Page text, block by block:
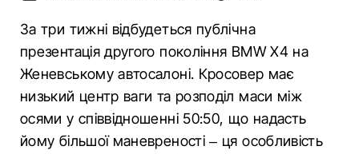
За три тижні відбудеться публічна
презентація другого покоління BMW X4 на
Женевському автосалоні. Кросовер має
низький центр ваги та розподіл маси між
осями у співвідношенні 50:50, що надасть
йому більшої маневреності – ця особливість